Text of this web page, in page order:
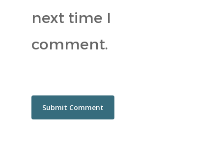
next time I
comment.